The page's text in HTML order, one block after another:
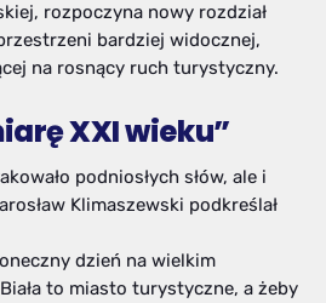
rozpoczyna nowy rozdział
bardziej widocznej,
na rosnący ruch turystyczny.
XXI wieku”
podniosłych słów, ale i
Klimaszewski podkreślał
dzień na wielkim
to miasto turystyczne, a żeby